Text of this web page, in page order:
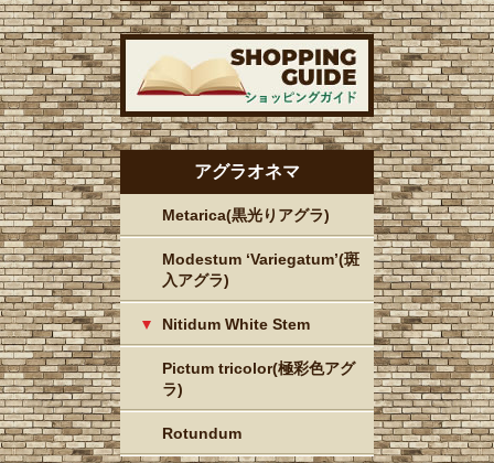
アグラオネマ
Metarica(黒光りアグラ)
Modestum ‘Variegatum’(斑
入アグラ)
Nitidum White Stem
Pictum tricolor(極彩色アグ
ラ)
Rotundum